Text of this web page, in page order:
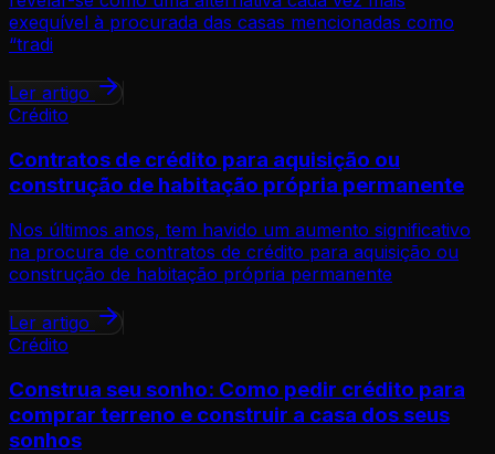
exequível à procurada das casas mencionadas como
“tradi
Ler artigo
Crédito
Contratos de crédito para aquisição ou
construção de habitação própria permanente
Nos últimos anos, tem havido um aumento significativo
na procura de contratos de crédito para aquisição ou
construção de habitação própria permanente
Ler artigo
Crédito
Construa seu sonho: Como pedir crédito para
comprar terreno e construir a casa dos seus
sonhos